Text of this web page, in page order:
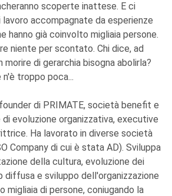
scoperte inattese. E ci
lavoro accompagnate da esperienze
hanno già coinvolto migliaia persone.
niente per scontato. Chi dice, ad
morire di gerarchia bisogna abolirla?
troppo poca...
di PRIMATE, società benefit e
evoluzione organizzativa, executive
Ha lavorato in diverse società
Company di cui è stata AD). Sviluppa
della cultura, evoluzione dei
diffusa e sviluppo dell'organizzazione
migliaia di persone, coniugando la